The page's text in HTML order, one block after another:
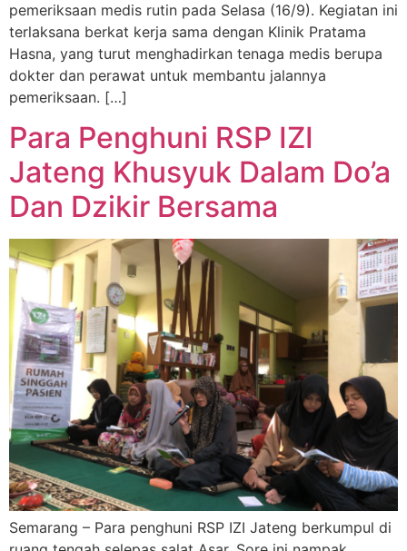
pemeriksaan medis rutin pada Selasa (16/9). Kegiatan ini
terlaksana berkat kerja sama dengan Klinik Pratama
Hasna, yang turut menghadirkan tenaga medis berupa
dokter dan perawat untuk membantu jalannya
pemeriksaan. […]
Para Penghuni RSP IZI
Jateng Khusyuk Dalam Do’a
Dan Dzikir Bersama
Semarang – Para penghuni RSP IZI Jateng berkumpul di